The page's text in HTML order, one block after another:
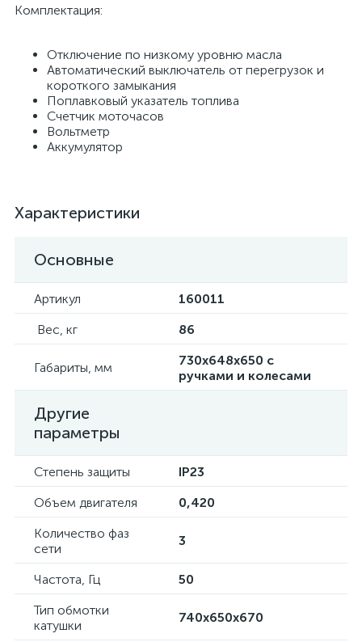
Комплектация:
Отключение по низкому уровню масла
Автоматический выключатель от перегрузок и
короткого замыкания
Поплавковый указатель топлива
Счетчик моточасов
Вольтметр
Аккумулятор
Характеристики
Основные
Артикул
160011
Вес, кг
86
Габариты, мм
730х648х650 с
ручками и колесами
Другие
параметры
Степень защиты
IP23
Объем двигателя
0,420
Количество фаз
сети
3
Частота, Гц
50
Тип обмотки
катушки
740х650х670